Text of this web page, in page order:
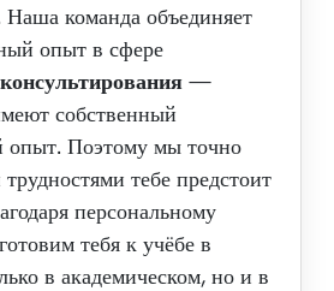
Наша команда объединяет
опыт в сфере
консультирования —
собственный
опыт. Поэтому мы точно
тебе предстоит
персональному
тебя к учёбе в
в академическом, но и в